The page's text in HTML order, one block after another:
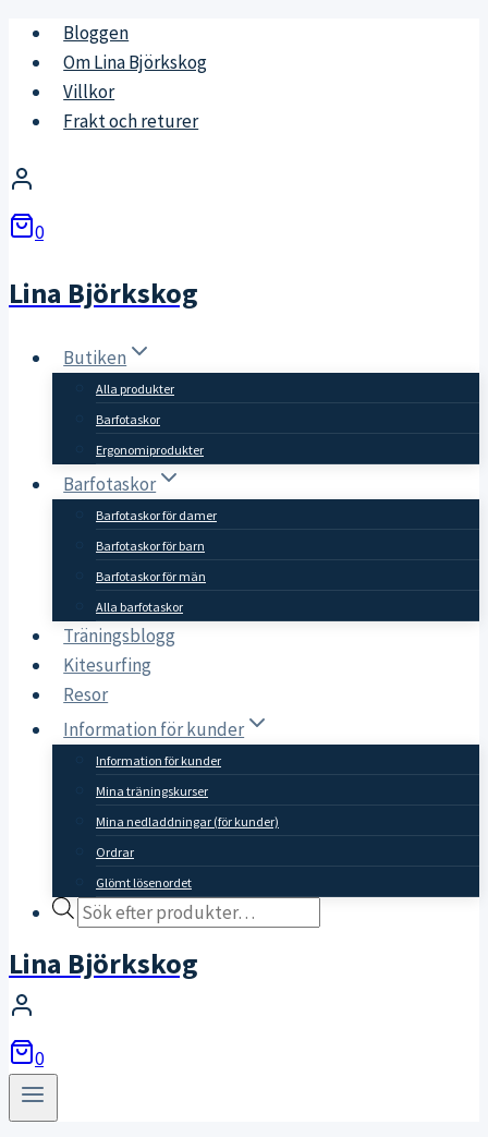
Skip
content
Bloggen
Om Lina Björkskog
Villkor
Frakt och returer
0
Lina Björkskog
Butiken
Alla produkter
Barfotaskor
Ergonomiprodukter
Barfotaskor
Barfotaskor för damer
Barfotaskor för barn
Barfotaskor för män
Alla barfotaskor
Träningsblogg
Kitesurfing
Resor
Information för kunder
Information för kunder
Mina träningskurser
Mina nedladdningar (för kunder)
Ordrar
Glömt lösenordet
Products
Lina Björkskog
0